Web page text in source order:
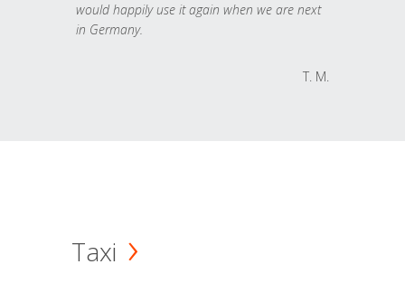
would happily use it again when we are next
in Germany.
T. M.
Taxi